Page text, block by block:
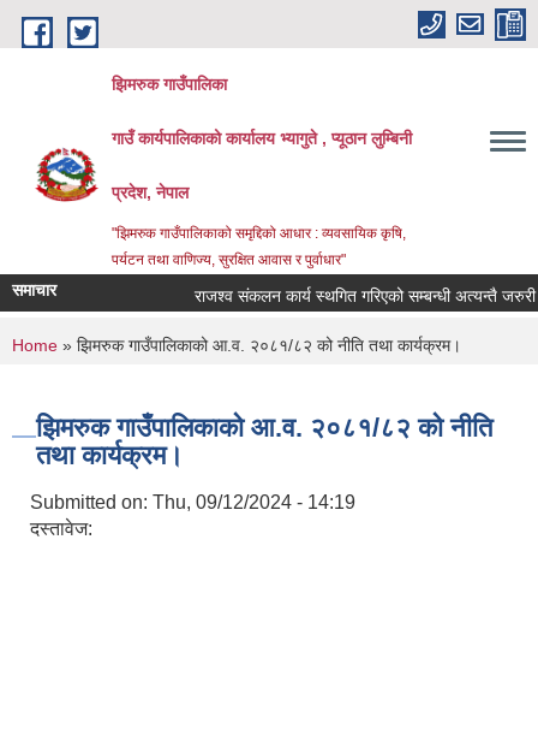
Skip to main content
झिमरुक गाउँपालिका
गाउँ कार्यपालिकाको कार्यालय भ्यागुते , प्यूठान लुम्बिनी
प्रदेश, नेपाल
"झिमरुक गाउँपालिकाको समृद्दिको आधार : व्यवसायिक कृषि,
पर्यटन तथा वाणिज्य, सुरक्षित आवास र पुर्वाधार"
समाचार राजश्व संकलन कार्य स्थगित गरिएको सम्बन्धी अत्यन्तै जरुरी
You are here
Home » झिमरुक गाउँपालिकाको आ.व. २०८१/८२ को नीति तथा कार्यक्रम।
झिमरुक गाउँपालिकाको आ.व. २०८१/८२ को नीति
तथा कार्यक्रम।
Submitted on: Thu, 09/12/2024 - 14:19
दस्तावेज: